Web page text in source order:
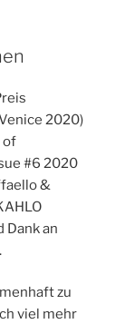
2020)
of
#6 2020
&
an
zu
viel mehr